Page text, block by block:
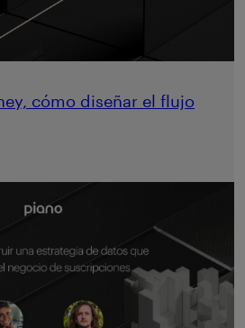
cómo diseñar el flujo